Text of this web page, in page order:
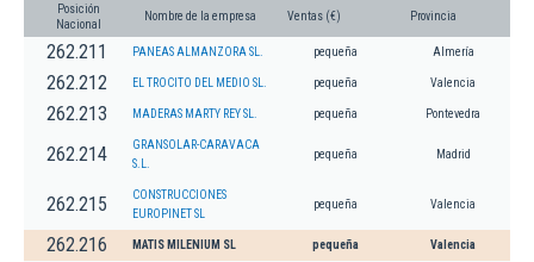
Posición
Nacional
Nombre de la empresa Ventas (€) Provincia
262.211 PANEAS ALMANZORA SL. pequeña Almería
262.212 EL TROCITO DEL MEDIO SL. pequeña Valencia
262.213 MADERAS MARTY REY SL. pequeña Pontevedra
262.214
GRANSOLAR-CARAVACA
S.L.
pequeña Madrid
262.215
CONSTRUCCIONES
EUROPINET SL
pequeña Valencia
262.216 MATIS MILENIUM SL pequeña Valencia